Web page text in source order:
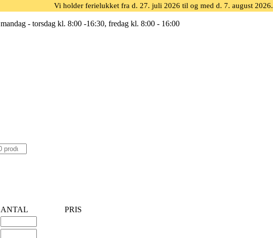
Vi holder ferielukket fra d. 27. juli 2026 til og med d. 7. august 2026.
mandag - torsdag kl. 8:00 -16:30, fredag kl. 8:00 - 16:00
ANTAL PRIS